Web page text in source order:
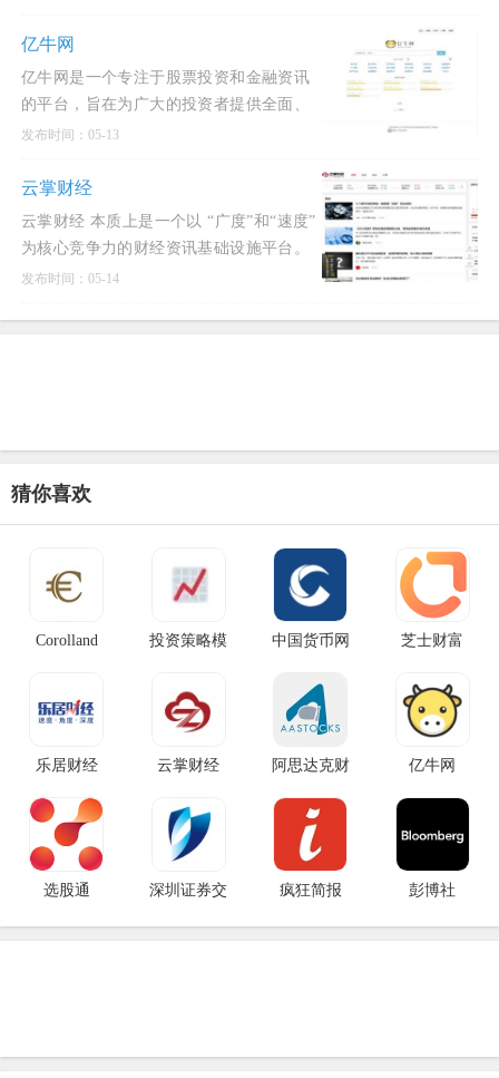
亿牛网
亿牛网是一个专注于股票投资和金融资讯
的平台，旨在为广大的投资者提供全面、
深入的市场分析和投资建议。
发布时间：05-13
云掌财经
云掌财经 本质上是一个以 “广度”和“速度”
为核心竞争力的财经资讯基础设施平台。
它不一定提供最复杂的量化分析工具，但
发布时间：05-14
猜你喜欢
Corolland 投资策略模 中国货币网 芝士财富
乐居财经 云掌财经 阿思达克财 亿牛网
选股通 深圳证券交 疯狂简报 彭博社